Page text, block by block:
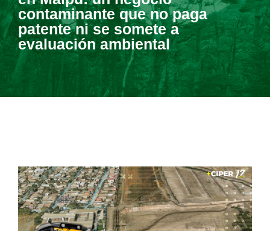
contaminante que no paga
patente ni se somete a
evaluación ambiental